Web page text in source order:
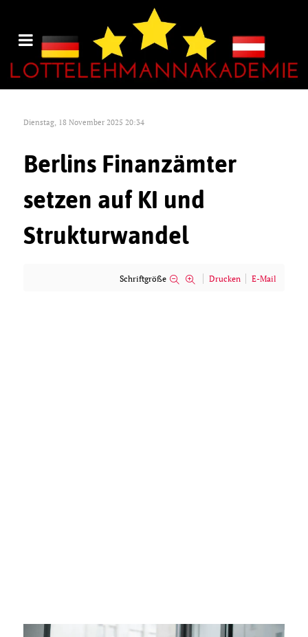
Dienstag, 18 November 2025 20:34
Berlins Finanzämter
setzen auf KI und
Strukturwandel
Schriftgröße Drucken E-Mail